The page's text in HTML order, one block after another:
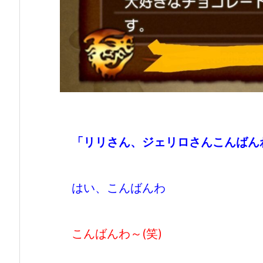
「リリさん、ジェリロさんこんばん
はい、こんばんわ
こんばんわ～(笑)